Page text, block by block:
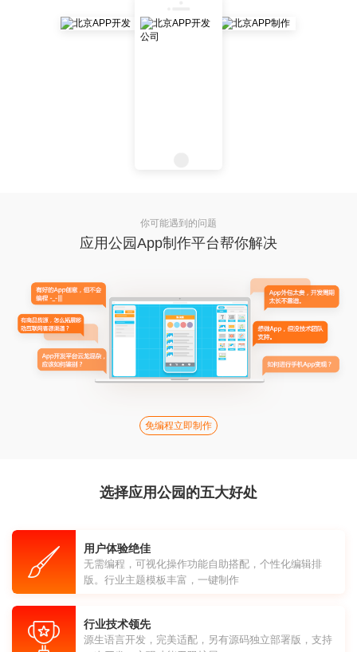
你可能遇到的问题
应用公园App制作平台帮你解决
免编程立即制作
选择应用公园的五大好处
用户体验绝佳
无需编程，可视化操作功能自助搭配，个性化编辑排
版。行业主题模板丰富，一键制作
行业技术领先
源生语言开发，完美适配，另有源码独立部署版，支持